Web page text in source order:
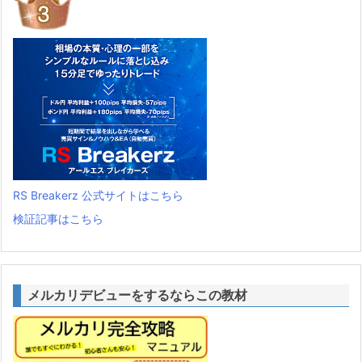
RS Breakerz 公式サイトはこちら
検証記事はこちら
メルカリデビューをするならこの教材